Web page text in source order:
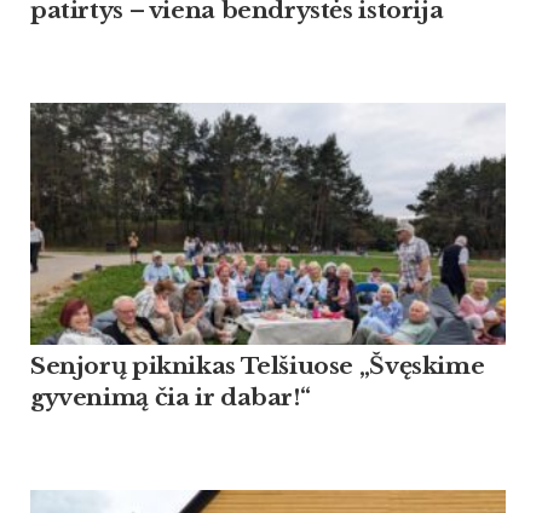
patirtys – viena bendrystės istorija
Sen­jorų pik­ni­kas Tel­šiuo­se „Švęski­me
gy­ve­nimą čia ir da­bar!“